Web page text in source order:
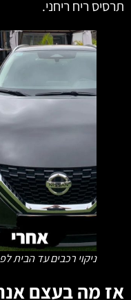
ריח ריחני.
ניקוי רכבים עד הבית לפני
מה בעצם